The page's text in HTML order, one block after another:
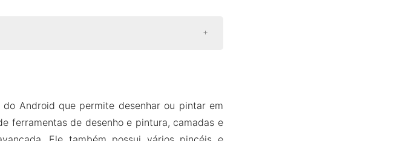
Android que permite desenhar ou pintar em
ferramentas de desenho e pintura, camadas e